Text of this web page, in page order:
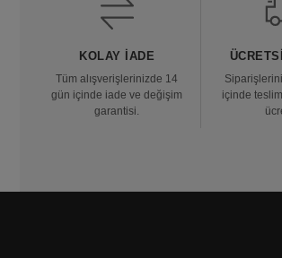
KOLAY İADE
Tüm alışverişlerinizde 14
gün içinde iade ve değişim
garantisi.
içinde